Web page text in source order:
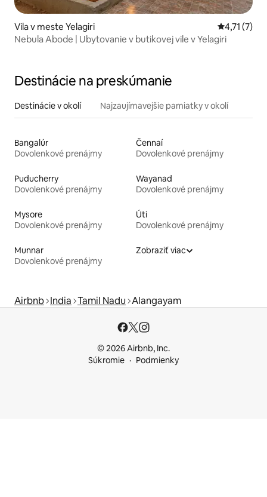
Vila v meste Yelagiri Priemerné
4,71 (7)
Nebula Abode | Ubytovanie v butikovej vile v Yelagiri
Destinácie na preskúmanie
Destinácie v okolí Najzaujímavejšie pamiatky v okolí
Bangalúr
Dovolenkové prenájmy
Čennaí
Dovolenkové prenájmy
Puducherry
Dovolenkové prenájmy
Wayanad
Dovolenkové prenájmy
Mysore
Dovolenkové prenájmy
Úti
Dovolenkové prenájmy
Munnar
Dovolenkové prenájmy
Zobraziť viac
Airbnb India Tamil Nadu Alangayam
© 2026 Airbnb, Inc.
Súkromie
Podmienky